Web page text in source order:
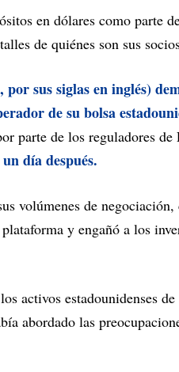
en dólares como parte
de quiénes son sus
sus siglas en inglés)
de su bolsa
parte de los reguladores
día después.
volúmenes de
y engañó a los
activos estadounidenses de
abordado las